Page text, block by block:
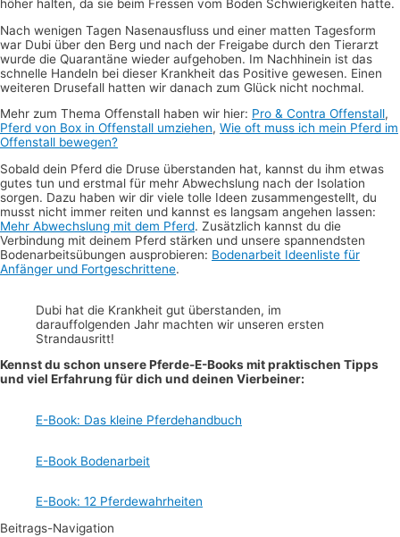
höher halten, da sie beim Fressen vom Boden Schwierigkeiten hatte.
Nach wenigen Tagen Nasenausfluss und einer matten Tagesform
war Dubi über den Berg und nach der Freigabe durch den Tierarzt
wurde die Quarantäne wieder aufgehoben. Im Nachhinein ist das
schnelle Handeln bei dieser Krankheit das Positive gewesen. Einen
weiteren Drusefall hatten wir danach zum Glück nicht nochmal.
Mehr zum Thema Offenstall haben wir hier: Pro & Contra Offenstall,
Pferd von Box in Offenstall umziehen, Wie oft muss ich mein Pferd im
Offenstall bewegen?
Sobald dein Pferd die Druse überstanden hat, kannst du ihm etwas
gutes tun und erstmal für mehr Abwechslung nach der Isolation
sorgen. Dazu haben wir dir viele tolle Ideen zusammengestellt, du
musst nicht immer reiten und kannst es langsam angehen lassen:
Mehr Abwechslung mit dem Pferd. Zusätzlich kannst du die
Verbindung mit deinem Pferd stärken und unsere spannendsten
Bodenarbeitsübungen ausprobieren: Bodenarbeit Ideenliste für
Anfänger und Fortgeschrittene.
Dubi hat die Krankheit gut überstanden, im
darauffolgenden Jahr machten wir unseren ersten
Strandausritt!
Kennst du schon unsere Pferde-E-Books mit praktischen Tipps
und viel Erfahrung für dich und deinen Vierbeiner:
E-Book: Das kleine Pferdehandbuch
E-Book Bodenarbeit
E-Book: 12 Pferdewahrheiten
Beitrags-Navigation